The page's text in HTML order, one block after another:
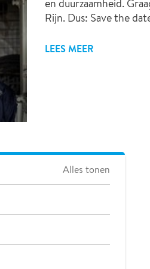
en duurzaamheid.
Rijn. Dus: Save the
LEES MEER
Alles tonen